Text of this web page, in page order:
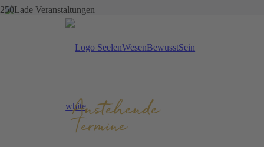
Anstehende
Termine
Diese Veranstaltung hat bereits stattgefunden.
Stille
21. Juni 2025 @ 10:00